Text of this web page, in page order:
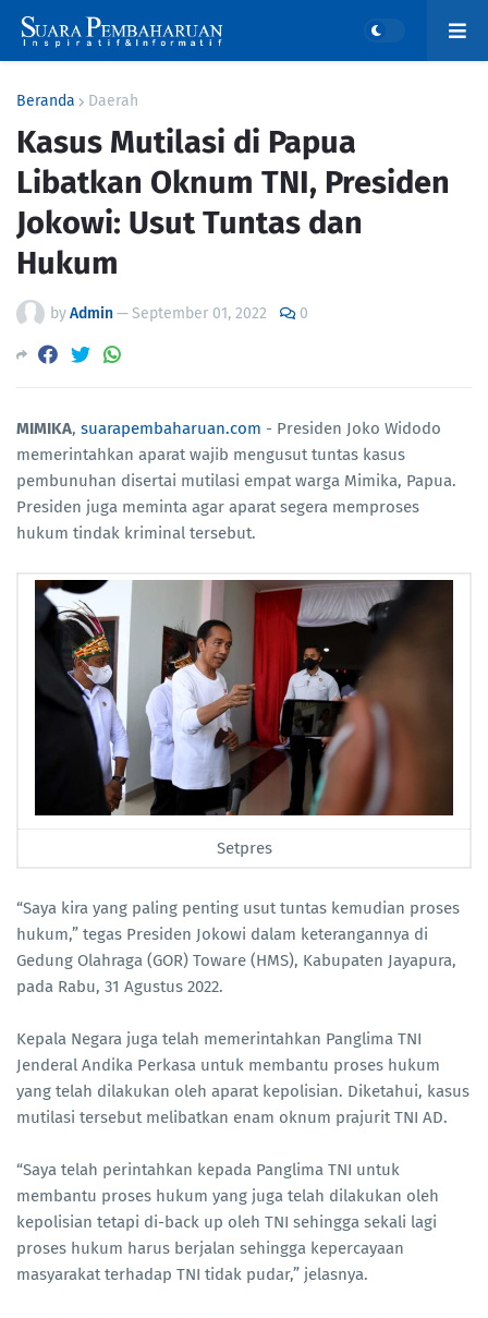
Beranda Daerah
Kasus Mutilasi di Papua
Libatkan Oknum TNI, Presiden
Jokowi: Usut Tuntas dan
Hukum
byAdmin—September 01, 2022 0
MIMIKA, suarapembaharuan.com - Presiden Joko Widodo
memerintahkan aparat wajib mengusut tuntas kasus
pembunuhan disertai mutilasi empat warga Mimika, Papua.
Presiden juga meminta agar aparat segera memproses
hukum tindak kriminal tersebut.
Setpres
“Saya kira yang paling penting usut tuntas kemudian proses
hukum,” tegas Presiden Jokowi dalam keterangannya di
Gedung Olahraga (GOR) Toware (HMS), Kabupaten Jayapura,
pada Rabu, 31 Agustus 2022.
Kepala Negara juga telah memerintahkan Panglima TNI
Jenderal Andika Perkasa untuk membantu proses hukum
yang telah dilakukan oleh aparat kepolisian. Diketahui, kasus
mutilasi tersebut melibatkan enam oknum prajurit TNI AD.
“Saya telah perintahkan kepada Panglima TNI untuk
membantu proses hukum yang juga telah dilakukan oleh
kepolisian tetapi di-back up oleh TNI sehingga sekali lagi
proses hukum harus berjalan sehingga kepercayaan
masyarakat terhadap TNI tidak pudar,” jelasnya.